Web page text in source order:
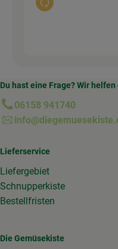
Auswahl ändern
Du hast eine Frage? Wir helfen
06158 941740
Lieferservice
Liefergebiet
Schnupperkiste
Bestellfristen
Die Gemüsekiste